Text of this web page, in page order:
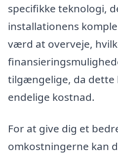
specifikke teknologi,
installationens
værd at overveje,
tilgængelige, da dette
endelige kostnad.
For at give dig et
omkostningerne kan